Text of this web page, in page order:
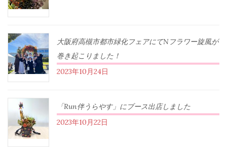
大阪府高槻市都市緑化フェアにてNフラワー旋風が
巻き起こりました！
2023年10月24日
「Run伴うらやす」にブース出店しました
2023年10月22日